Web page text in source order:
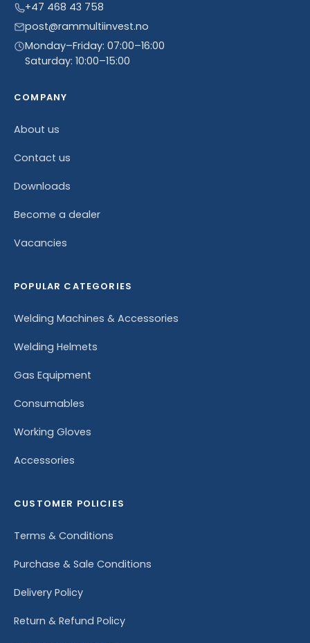
+47 468 43 758
post@rammultiinvest.no
Monday–Friday: 07:00–16:00
Saturday: 10:00–15:00
COMPANY
About us
Contact us
Downloads
Become a dealer
Vacancies
POPULAR CATEGORIES
Welding Machines & Accessories
Welding Helmets
Gas Equipment
Consumables
Working Gloves
Accessories
CUSTOMER POLICIES
Terms & Conditions
Purchase & Sale Conditions
Delivery Policy
Return & Refund Policy